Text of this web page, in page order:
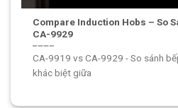
Compare Induction Hobs – So
CA-9929
CA-9919 vs CA-9929 - So sánh
khác biệt giữa